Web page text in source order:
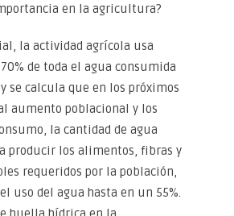
en la agricultura?
la actividad agrícola usa
de toda el agua consumida
se calcula que en los próximos
aumento poblacional y los
la cantidad de agua
producir los alimentos, fibras y
requeridos por la población,
uso del agua hasta en un 55%.